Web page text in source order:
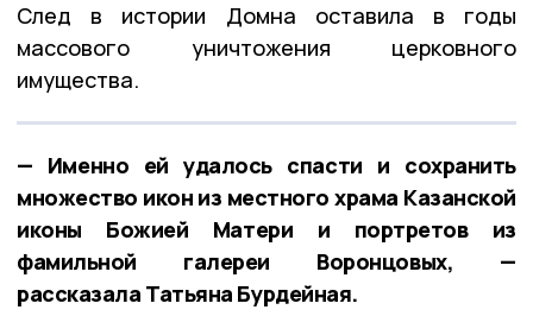
След в истории Домна оставила в годы
массового уничтожения церковного
имущества.
— Именно ей удалось спасти и сохранить
множество икон из местного храма Казанской
иконы Божией Матери и портретов из
фамильной галереи Воронцовых, —
рассказала Татьяна Бурдейная.